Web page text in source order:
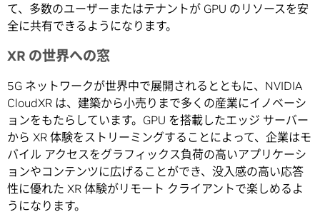
て、多数のユーザーまたはテナントが GPU のリソースを安
全に共有できるようになります。
XR の世界への窓
5G ネットワークが世界中で展開されるとともに、NVIDIA
CloudXR は、建築から小売りまで多くの産業にイノベーシ
ョンをもたらしています。GPU を搭載したエッジ サーバー
から XR 体験をストリーミングすることによって、企業はモ
バイル アクセスをグラフィックス負荷の高いアプリケーシ
ョンやコンテンツに広げることができ、没入感の高い応答
性に優れた XR 体験がリモート クライアントで楽しめるよ
うになります。